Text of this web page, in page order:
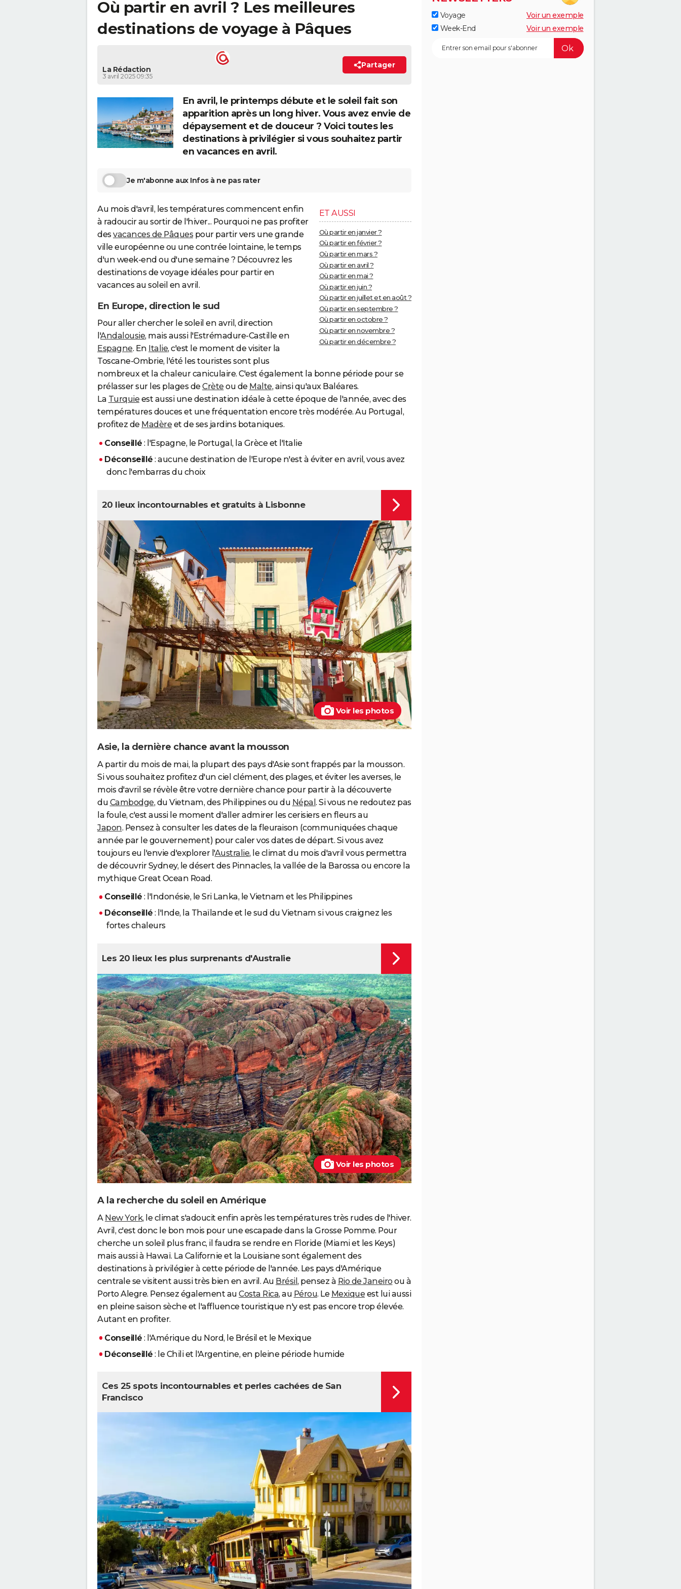
Où partir en avril ? Les meilleures
destinations de voyage à Pâques
La Rédaction
3 avril 2025 09:35
Partager
En avril, le printemps débute et le soleil fait son
apparition après un long hiver. Vous avez envie de
dépaysement et de douceur ? Voici toutes les
destinations à privilégier si vous souhaitez partir
en vacances en avril.
Je m'abonne aux Infos à ne pas rater
ET AUSSI
Où partir en janvier ?
Où partir en février ?
Où partir en mars ?
Où partir en avril ?
Où partir en mai ?
Où partir en juin ?
Où partir en juillet et en août ?
Où partir en septembre ?
Où partir en octobre ?
Où partir en novembre ?
Où partir en décembre ?
Au mois d'avril, les températures commencent enfin
à radoucir au sortir de l'hiver... Pourquoi ne pas profiter
desvacances de Pâques pour partir vers une grande
ville européenne ou une contrée lointaine, le temps
d'un week-end ou d'une semaine ? Découvrez les
destinations de voyage idéales pour partir en
vacances au soleil en avril.
En Europe, direction le sud
Pour aller chercher le soleil en avril, direction
l'Andalousie, mais aussi l'Estrémadure-Castille en
Espagne. En Italie, c'est le moment de visiter la
Toscane-Ombrie, l'été les touristes sont plus
nombreux et la chaleur caniculaire. C'est également la bonne période pour se
prélasser sur les plages de Crète ou de Malte, ainsi qu'aux Baléares.
La Turquie est aussi une destination idéale à cette époque de l'année, avec des
températures douces et une fréquentation encore très modérée. Au Portugal,
profitez de Madère et de ses jardins botaniques.
Conseillé : l'Espagne, le Portugal, la Grèce et l'Italie
Déconseillé : aucune destination de l'Europe n'est à éviter en avril, vous avez
donc l'embarras du choix
Voir les photos
20 lieux incontournables et gratuits à Lisbonne
Asie, la dernière chance avant la mousson
A partir du mois de mai, la plupart des pays d'Asie sont frappés par la mousson.
Si vous souhaitez profitez d'un ciel clément, des plages, et éviter les averses, le
mois d'avril se révèle être votre dernière chance pour partir à la découverte
du Cambodge, du Vietnam, des Philippines ou du Népal . Si vous ne redoutez pas
la foule, c'est aussi le moment d'aller admirer les cerisiers en fleurs au
Japon. Pensez à consulter les dates de la fleuraison (communiquées chaque
année par le gouvernement) pour caler vos dates de départ. Si vous avez
toujours eu l'envie d'explorer l'Australie, le climat du mois d'avril vous permettra
de découvrir Sydney, le désert des Pinnacles, la vallée de la Barossa ou encore la
mythique Great Ocean Road.
Conseillé : l'Indonésie, le Sri Lanka, le Vietnam et les Philippines
Déconseillé : l'Inde, la Thaïlande et le sud du Vietnam si vous craignez les
fortes chaleurs
Voir les photos
Les 20 lieux les plus surprenants d'Australie
A la recherche du soleil en Amérique
A New York, le climat s'adoucit enfin après les températures très rudes de l'hiver.
Avril, c'est donc le bon mois pour une escapade dans la Grosse Pomme. Pour
cherche un soleil plus franc, il faudra se rendre en Floride (Miami et les Keys)
mais aussi à Hawaï. La Californie et la Louisiane sont également des
destinations à privilégier à cette période de l'année. Les pays d'Amérique
centrale se visitent aussi très bien en avril. Au Brésil , pensez à Rio de Janeiro ou à
Porto Alegre. Pensez également au Costa Rica, au Pérou. Le Mexique est lui aussi
en pleine saison sèche et l'affluence touristique n'y est pas encore trop élevée.
Autant en profiter.
Conseillé : l'Amérique du Nord, le Brésil et le Mexique
Déconseillé : le Chili et l'Argentine, en pleine période humide
Ces 25 spots incontournables et perles cachées de San
Francisco
Voyage
Voir un exemple
Week-End
Voir un exemple